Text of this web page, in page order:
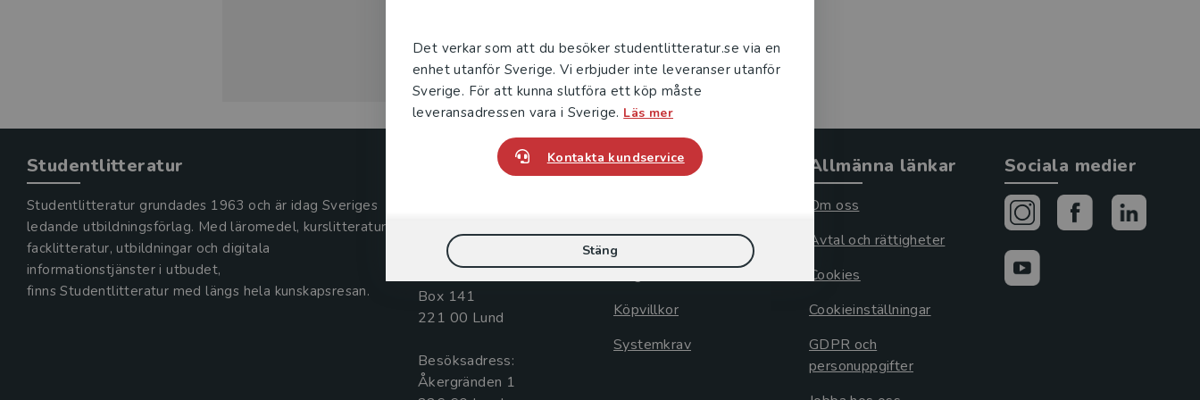
Det verkar som att du besöker studentlitteratur.se via en
enhet utanför Sverige. Vi erbjuder inte leveranser utanför
Sverige. För att kunna slutföra ett köp måste
leveransadressen vara i Sverige. Läs mer
Kontakta kundservice
Stäng
Studentlitteratur
Studentlitteratur grundades 1963 och är idag Sveriges
ledande utbildningsförlag. Med läromedel, kurslitteratur,
facklitteratur, utbildningar och digitala
informationstjänster i utbudet,
finns Studentlitteratur med längs hela kunskapsresan.
Kontakta oss
046-31 20 00
Box 141
221 00 Lund
Besöksadress:
Åkergränden 1
Kundservice
046-31 21 00
Köpvillkor
Systemkrav
Allmänna länkar
Om oss
Avtal och rättigheter
Cookies
Cookieinställningar
GDPR och
personuppgifter
Sociala medier